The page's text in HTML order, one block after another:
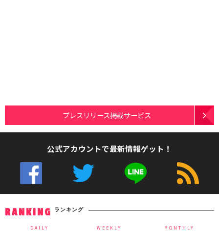
プレスリリース掲載サービス
公式アカウントで最新情報ゲット！
RANKING ランキング
DAILY WEEKLY MONTHLY